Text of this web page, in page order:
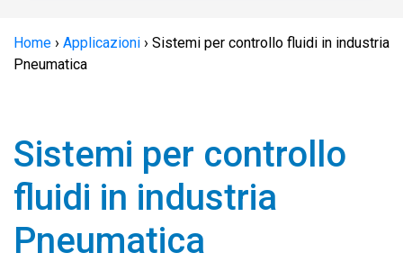
Home › Applicazioni › Sistemi per controllo fluidi in industria
Pneumatica
Sistemi per controllo
fluidi in industria
Pneumatica